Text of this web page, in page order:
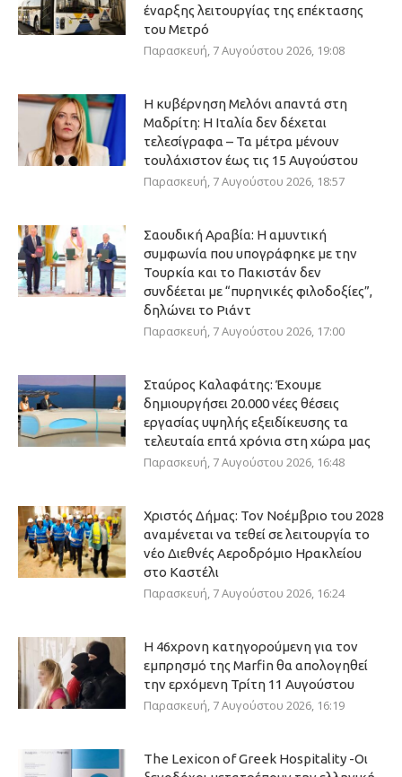
έναρξης λειτουργίας της επέκτασης
του Μετρό
Παρασκευή, 7 Αυγούστου 2026, 19:08
Η κυβέρνηση Μελόνι απαντά στη
Μαδρίτη: Η Ιταλία δεν δέχεται
τελεσίγραφα – Τα μέτρα μένουν
τουλάχιστον έως τις 15 Αυγούστου
Παρασκευή, 7 Αυγούστου 2026, 18:57
Σαουδική Αραβία: Η αμυντική
συμφωνία που υπογράφηκε με την
Τουρκία και το Πακιστάν δεν
συνδέεται με “πυρηνικές φιλοδοξίες”,
δηλώνει το Ριάντ
Παρασκευή, 7 Αυγούστου 2026, 17:00
Σταύρος Καλαφάτης: Έχουμε
δημιουργήσει 20.000 νέες θέσεις
εργασίας υψηλής εξειδίκευσης τα
τελευταία επτά χρόνια στη χώρα μας
Παρασκευή, 7 Αυγούστου 2026, 16:48
Χριστός Δήμας: Τον Νοέμβριο του 2028
αναμένεται να τεθεί σε λειτουργία το
νέο Διεθνές Αεροδρόμιο Ηρακλείου
στο Καστέλι
Παρασκευή, 7 Αυγούστου 2026, 16:24
Η 46χρονη κατηγορούμενη για τον
εμπρησμό της Marfin θα απολογηθεί
την ερχόμενη Τρίτη 11 Αυγούστου
Παρασκευή, 7 Αυγούστου 2026, 16:19
The Lexicon of Greek Hospitality -Οι